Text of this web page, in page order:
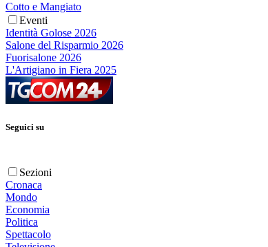
Cotto e Mangiato
Eventi
Identità Golose 2026
Salone del Risparmio 2026
Fuorisalone 2026
L'Artigiano in Fiera 2025
Seguici su
Sezioni
Cronaca
Mondo
Economia
Politica
Spettacolo